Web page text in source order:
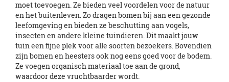
moet toevoegen. Ze bieden veel voordelen voor de natuur
en het buitenleven. Zo dragen bomen bij aan een gezonde
leefomgeving en bieden ze beschutting aan vogels,
insecten en andere kleine tuindieren. Dit maakt jouw
tuin een fijne plek voor alle soorten bezoekers. Bovendien
zijn bomen en heesters ook nog eens goed voor de bodem.
Ze voegen organisch materiaal toe aan de grond,
waardoor deze vruchtbaarder wordt.